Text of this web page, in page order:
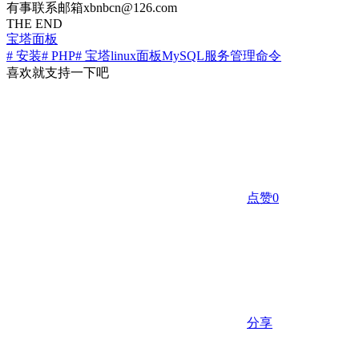
有事联系邮箱xbnbcn@126.com
THE END
宝塔面板
# 安装# PHP# 宝塔linux面板MySQL服务管理命令
喜欢就支持一下吧
点赞0
分享